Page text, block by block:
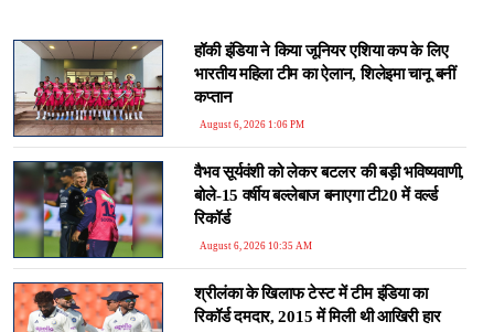
हॉकी इंडिया ने किया जूनियर एशिया कप के लिए
भारतीय महिला टीम का ऐलान, शिलेइमा चानू बनीं
कप्तान
August 6, 2026 1:06 PM
वैभव सूर्यवंशी को लेकर बटलर की बड़ी भविष्यवाणी,
बोले-15 वर्षीय बल्लेबाज बनाएगा टी20 में वर्ल्ड
रिकॉर्ड
August 6, 2026 10:35 AM
श्रीलंका के खिलाफ टेस्ट में टीम इंडिया का
रिकॉर्ड दमदार, 2015 में मिली थी आखिरी हार